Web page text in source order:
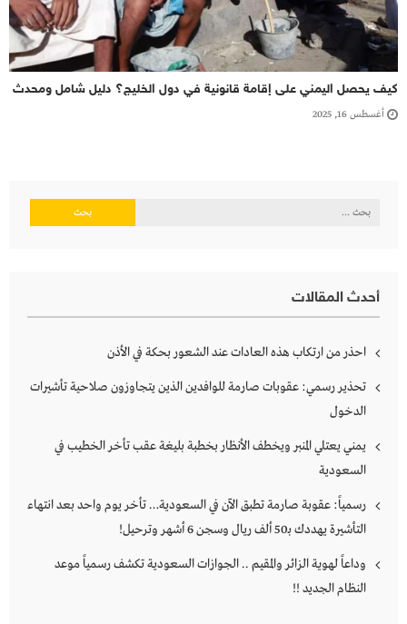
كيف يحصل اليمني على إقامة قانونية في دول الخليج؟ دليل شامل ومحدث
أغسطس 16, 2025
البحث
أحدث المقالات
احذر من ارتكاب هذه العادات عند الشعور بحكة في الأذن
تحذير رسمي: عقوبات صارمة للوافدين الذين يتجاوزون صلاحية تأشيرات
الدخول
يمني يعتلي المنبر ويخطف الأنظار بخطبة بليغة عقب تأخر الخطيب في
السعودية
رسمياً: عقوبة صارمة تطبق الآن في السعودية… تأخر يوم واحد بعد انتهاء
التأشيرة يهددك بـ50 ألف ريال وسجن 6 أشهر وترحيل!
وداعاً لهوية الزائر والمقيم .. الجوازات السعودية تكشف رسمياً موعد
النظام الجديد !!